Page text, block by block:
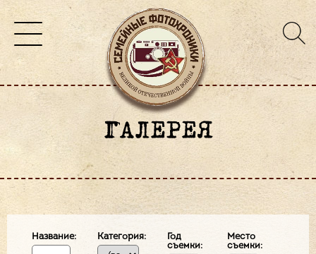
ГАЛЕРЕЯ
Название: Категория:
Год
съемки:
Место
съемки: